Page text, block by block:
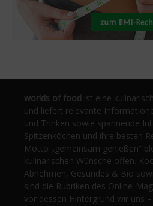
worlds of food ist eine
und liefert relevante
und Trinken sowie spannende
Spitzenköchen und ihre besten
Motto „gemeinsam genießen“
kulinarischen Wünsche offen.
Abnehmen, Gesundes & Bio
sind die Rubriken des Online-
vor dessen Hintergrund wir uns